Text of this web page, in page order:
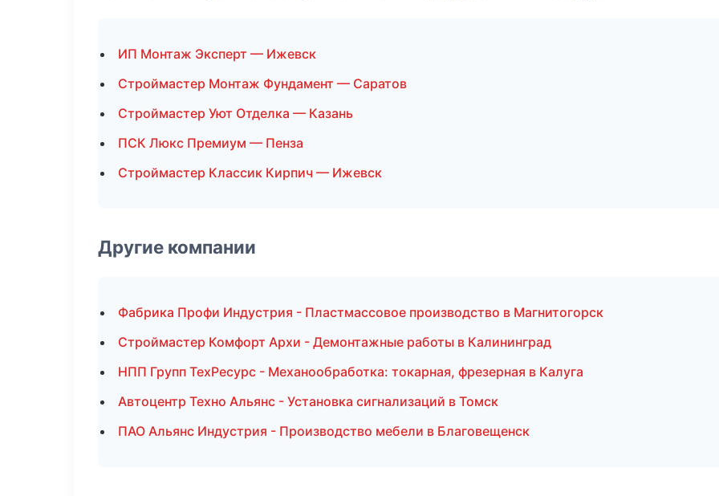
ИП Монтаж Эксперт — Ижевск
Строймастер Монтаж Фундамент — Саратов
Строймастер Уют Отделка — Казань
ПСК Люкс Премиум — Пенза
Строймастер Классик Кирпич — Ижевск
Другие компании
Фабрика Профи Индустрия - Пластмассовое производство в Магнитогорск
Строймастер Комфорт Архи - Демонтажные работы в Калининград
НПП Групп ТехРесурс - Механообработка: токарная, фрезерная в Калуга
Автоцентр Техно Альянс - Установка сигнализаций в Томск
ПАО Альянс Индустрия - Производство мебели в Благовещенск